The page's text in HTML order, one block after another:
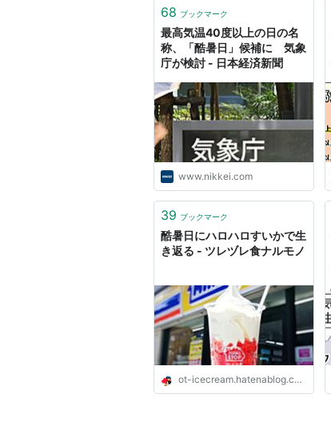
68 ブックマーク
最高気温40度以上の日の名
称、「酷暑日」候補に 気象
庁が検討 - 日本経済新聞
www.nikkei.com
39 ブックマーク
酷暑日にハロハロすいかで生
き返る - ツレヅレ食ナルモノ
ot-icecream.hatenablog.com